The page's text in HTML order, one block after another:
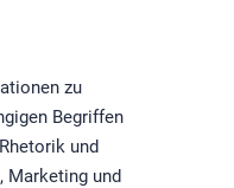
zu
Begriffen
und
Marketing und